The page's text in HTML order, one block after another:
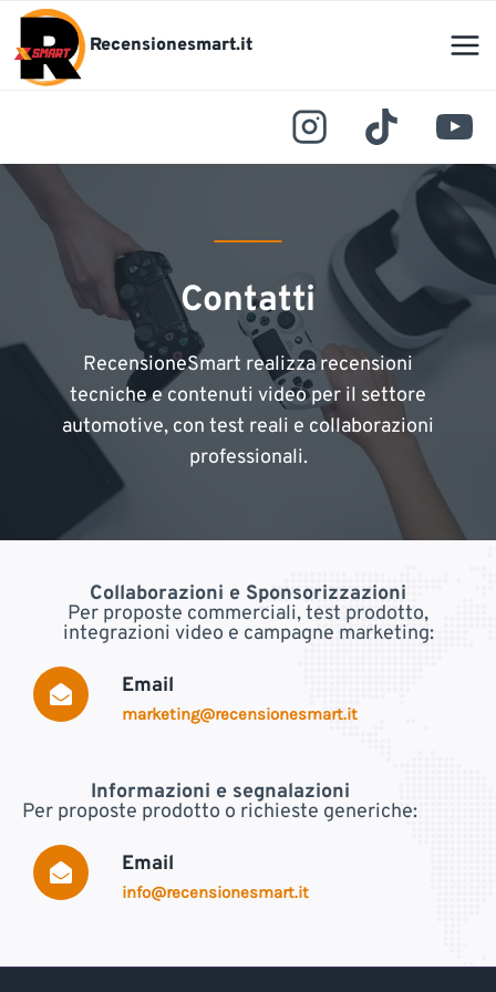
Salta
contenuto
Recensionesmart.it
Contatti
RecensioneSmart realizza recensioni
tecniche e contenuti video per il settore
automotive, con test reali e collaborazioni
professionali.
Collaborazioni e Sponsorizzazioni
Per proposte commerciali, test prodotto,
integrazioni video e campagne marketing:
Email
marketing@recensionesmart.it
Informazioni e segnalazioni
Per proposte prodotto o richieste generiche:
Email
info@recensionesmart.it